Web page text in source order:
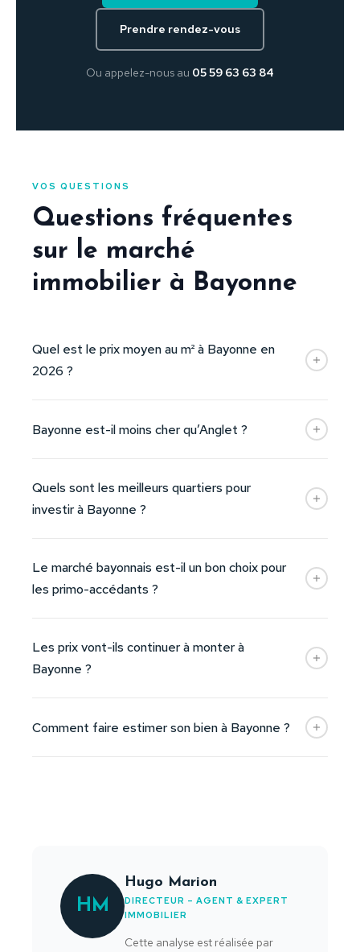
Prendre rendez-vous
Ou appelez-nous au 05 59 63 63 84
VOS QUESTIONS
Questions fréquentes
sur le marché
immobilier à Bayonne
Quel est le prix moyen au m² à Bayonne en
2026 ?
Bayonne est-il moins cher qu’Anglet ?
Quels sont les meilleurs quartiers pour
investir à Bayonne ?
Le marché bayonnais est-il un bon choix pour
les primo-accédants ?
Les prix vont-ils continuer à monter à
Bayonne ?
Comment faire estimer son bien à Bayonne ?
HM
Hugo Marion
DIRECTEUR – AGENT & EXPERT
IMMOBILIER
Cette analyse est réalisée par